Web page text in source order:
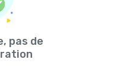
pas de